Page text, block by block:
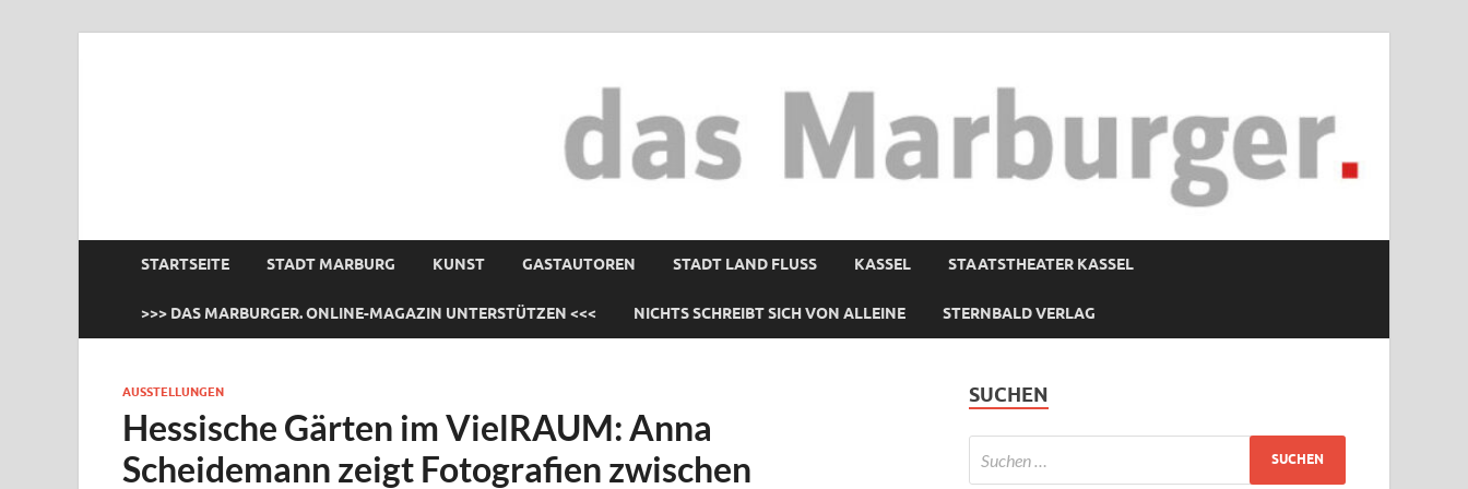
STARTSEITE STADT MARBURG KUNST GASTAUTOREN STADT LAND FLUSS KASSEL STAATSTHEATER KASSEL
>>> DAS MARBURGER. ONLINE-MAGAZIN UNTERSTÜTZEN <<< NICHTS SCHREIBT SICH VON ALLEINE STERNBALD VERLAG
AUSSTELLUNGEN
Hessische Gärten im VielRAUM: Anna
Scheidemann zeigt Fotografien zwischen
SUCHEN